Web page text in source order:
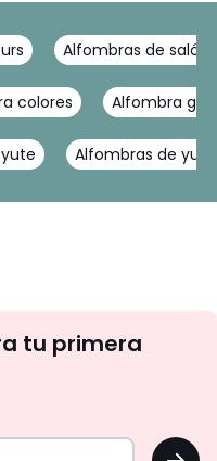
Alfombras de salón
colores Alfombra gris
Alfombras de
tu primera
OK